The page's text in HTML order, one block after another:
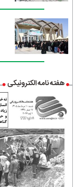
هفته نامه الکترونیکی